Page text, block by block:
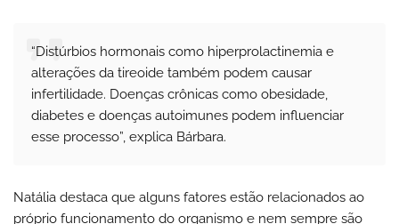
“Distúrbios hormonais como hiperprolactinemia e
alterações da tireoide também podem causar
infertilidade. Doenças crônicas como obesidade,
diabetes e doenças autoimunes podem influenciar
esse processo”, explica Bárbara.
Natália destaca que alguns fatores estão relacionados ao
próprio funcionamento do organismo e nem sempre são